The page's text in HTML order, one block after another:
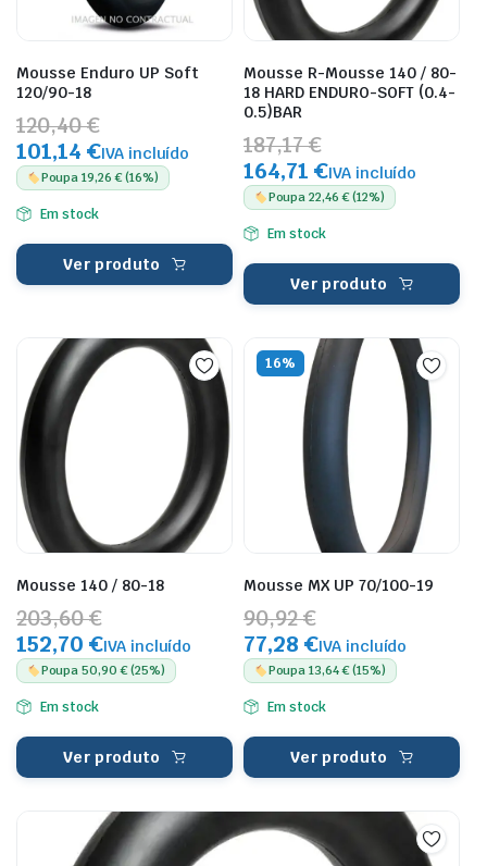
Mousse Enduro UP Soft
120/90-18
120,40 €
101,14 €IVA incluído
Poupa 19,26 € (16%)
Em stock
Ver produto
Mousse R-Mousse 140 / 80-
18 HARD ENDURO-SOFT (0.4-
0.5)BAR
187,17 €
164,71 €IVA incluído
Poupa 22,46 € (12%)
Em stock
Ver produto
Mousse 140 / 80-18
203,60 €
152,70 €IVA incluído
Poupa 50,90 € (25%)
Em stock
Ver produto
16%
Mousse MX UP 70/100-19
90,92 €
77,28 €IVA incluído
Poupa 13,64 € (15%)
Em stock
Ver produto